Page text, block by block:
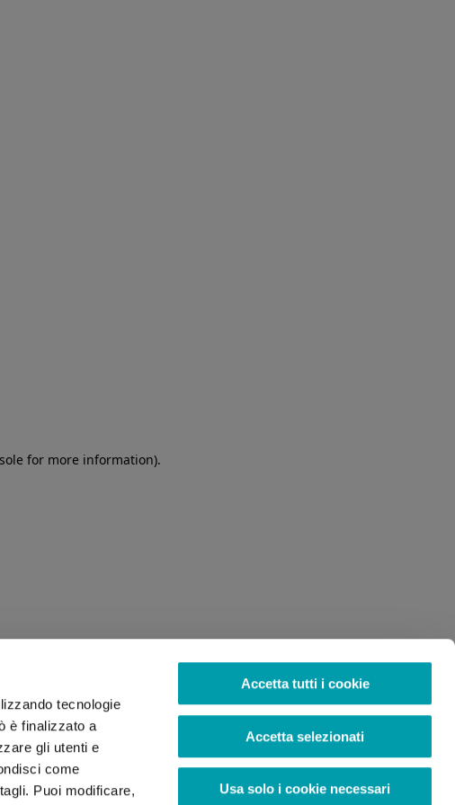
tecnologie
è finalizzato a
gli utenti e
come
Puoi modificare,
Accetta tutti i cookie
Accetta selezionati
Usa solo i cookie necessari
for more information).